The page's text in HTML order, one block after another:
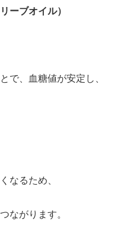
ーブオイル）
で、血糖値が安定し、
なるため、
ながります。